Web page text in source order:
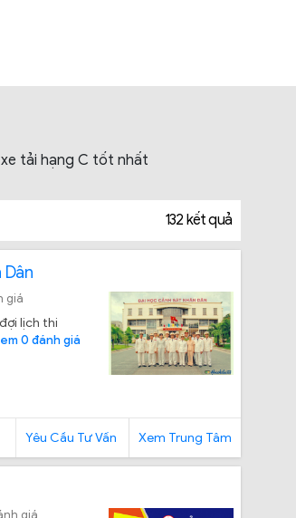
tải hạng C tốt nhất
132 kết quả
Dân
giá
lịch thi
tâm dạy lái
0 đánh giá
Yêu Cầu Tư Vấn Xem Trung Tâm
giá